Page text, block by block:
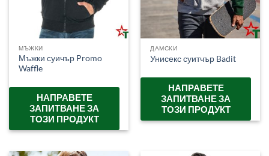
МЪЖКИ
Мъжки суичър Promo
Waffle
НАПРАВЕТЕ
ЗАПИТВАНЕ ЗА
ТОЗИ ПРОДУКТ
ДАМСКИ
Унисекс суитчър Badit
НАПРАВЕТЕ
ЗАПИТВАНЕ ЗА
ТОЗИ ПРОДУКТ